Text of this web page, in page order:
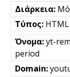
HTML
yt-
period